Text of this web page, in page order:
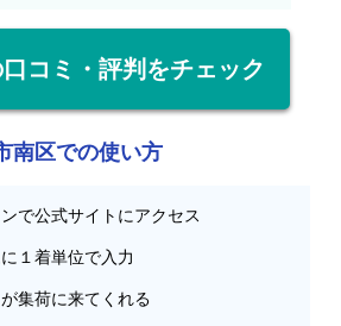
コミ・評判をチェック
南区での使い方
で公式サイトにアクセス
１着単位で入力
集荷に来てくれる